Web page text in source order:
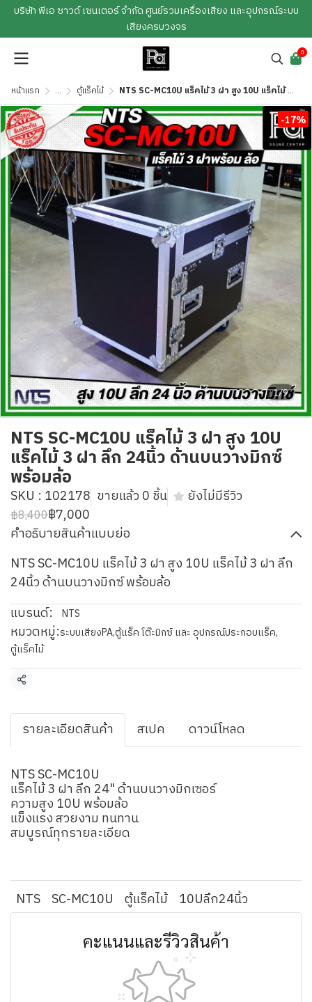
บริษัท พีเอ ซาวด์ เซนเตอร์ จำกัด ศูนย์รวมเครื่องเสียง และอุปกรณ์ระบบ
เสียงครบวงจร
0
หน้าแรก ... ตู้แร็คไม้ NTS SC-MC10U แร็คไม้ 3 ฝา สูง 10U แร็คไม้ 3 ฝา ลึก 24นิ้ว ด้านบนวางมิกซ์ พร้อมล้อ
1/9
-17%
NTS SC-MC10U แร็คไม้ 3 ฝา สูง 10U
แร็คไม้ 3 ฝา ลึก 24นิ้ว ด้านบนวางมิกซ์
พร้อมล้อ
SKU : 102178 ขายแล้ว 0 ชิ้น ยังไม่มีรีวิว
฿8,400฿7,000
คำอธิบายสินค้าแบบย่อ
NTS SC-MC10U แร็คไม้ 3 ฝา สูง 10U แร็คไม้ 3 ฝา ลึก
24นิ้ว ด้านบนวางมิกซ์ พร้อมล้อ
แบรนด์:
NTS
หมวดหมู่:ระบบเสียงPA,ตู้แร็ค โต๊ะมิกซ์ และ อุปกรณ์ประกอบแร็ค,
ตู้แร็คไม้
แชร์
รายละเอียดสินค้า สเปค ดาวน์โหลด
NTS SC-MC10U
แร็คไม้ 3 ฝา ลึก 24" ด้านบนวางมิกเซอร์
ความสูง 10U พร้อมล้อ
แข็งแรง สวยงาม ทนทาน
สมบูรณ์ทุกรายละเอียด
NTS SC-MC10U ตู้แร็คไม้ 10Uลึก24นิ้ว
คะแนนและรีวิวสินค้า